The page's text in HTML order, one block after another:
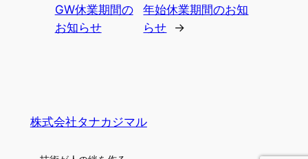
GW休業期間の
お知らせ
年始休業期間のお知
らせ
→
株式会社タナカジマル